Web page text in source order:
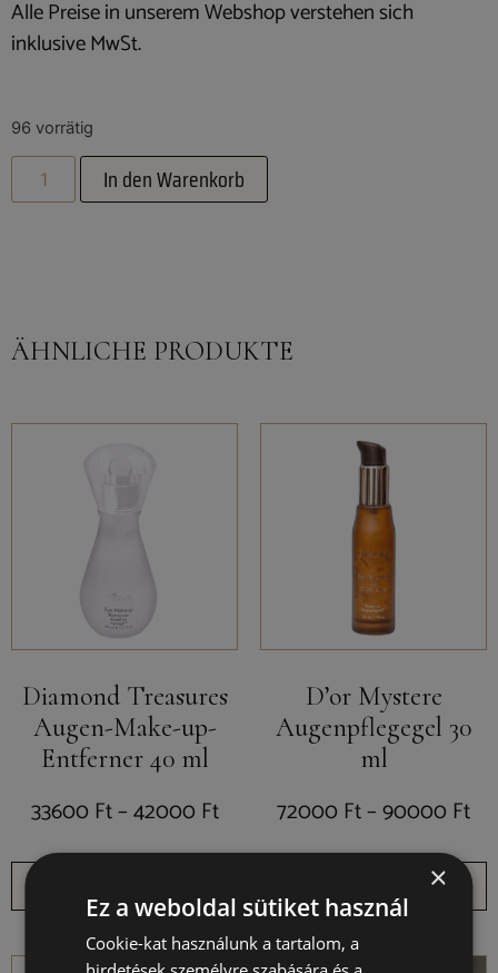
Alle Preise in unserem Webshop verstehen sich
inklusive MwSt.
96 vorrätig
In den Warenkorb
ÄHNLICHE PRODUKTE
Diamond Treasures
Augen-Make-up-
Entferner 40 ml
33600 Ft–42000 Ft
D’or Mystere
Augenpflegegel 30
ml
72000 Ft–90000 Ft
Ausführung wählen
×
Ez a weboldal sütiket használ
Cookie-kat használunk a tartalom, a